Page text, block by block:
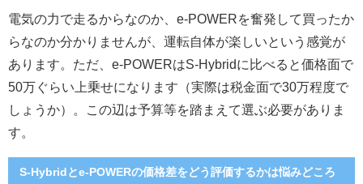
電気の力で走るからなのか、e-POWERを奮発して買ったか
らなのか分かりませんが、運転自体が楽しいという感覚が
あります。ただ、e-POWERはS-Hybridに比べると価格面で
50万ぐらい上乗せになります（実際は税金面で30万程度で
しょうか）。この辺は予算等を踏まえて選ぶ必要がありま
す。
S-Hybridとe-POWERの価格差をどう評価するかは悩みどころ